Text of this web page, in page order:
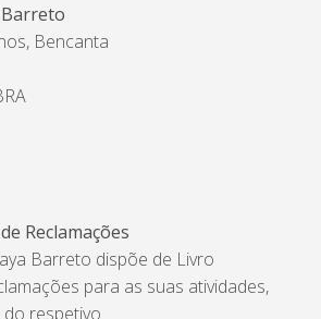
Bencanta
Reclamações
Barreto dispõe de Livro
para as suas atividades,
do respetivo